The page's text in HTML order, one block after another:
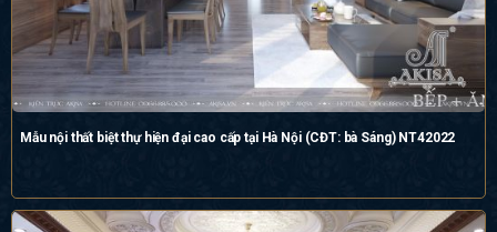
Mẫu nội thất biệt thự hiện đại cao cấp tại Hà Nội (CĐT: bà Sáng) NT42022